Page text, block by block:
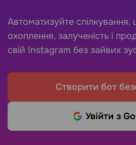
Автоматизуйте спілкування,
охоплення, залученість і
свій Instagram без зайвих
Створити бот
Увійти з